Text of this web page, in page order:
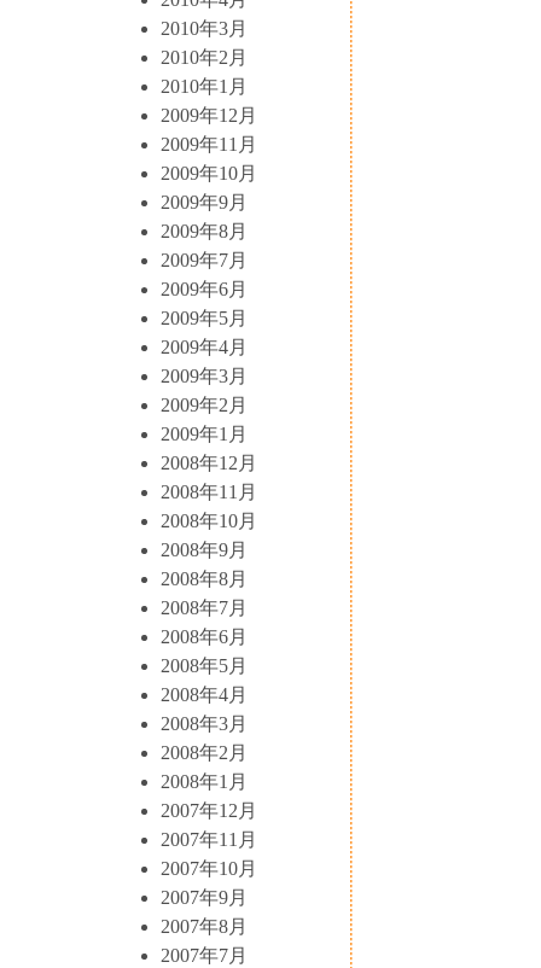
2010年3月
2010年2月
2010年1月
2009年12月
2009年11月
2009年10月
2009年9月
2009年8月
2009年7月
2009年6月
2009年5月
2009年4月
2009年3月
2009年2月
2009年1月
2008年12月
2008年11月
2008年10月
2008年9月
2008年8月
2008年7月
2008年6月
2008年5月
2008年4月
2008年3月
2008年2月
2008年1月
2007年12月
2007年11月
2007年10月
2007年9月
2007年8月
2007年7月